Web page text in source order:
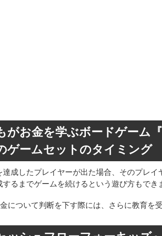
がお金を学ぶボードゲーム
ゲームセットのタイミング
達成したプレイヤーが出た場合、そのプレ
るまでゲームを続けるという遊び方もでき
について判断を下す際には、さらに教育を